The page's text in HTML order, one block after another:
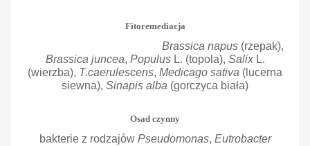
Fitoremediacja
Brassica napus (rzepak),
Brassica juncea, PopulusL. (topola), SalixL.
(wierzba), T.caerulescens, Medicago sativa (lucerna
siewna), Sinapis alba (gorczyca biała)
Osad czynny
bakterie z rodzajów Pseudomonas, Eutrobacter